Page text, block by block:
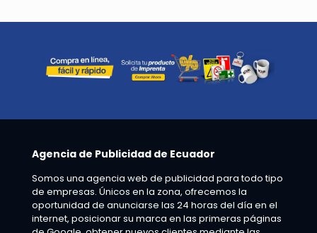
Agencia de Publicidad de Ecuador
Somos una agencia web de publicidad para todo tipo
de empresas. Únicos en la zona, ofrecemos la
oportunidad de anunciarse las 24 horas del día en el
internet, posicionar su marca en las primeras páginas